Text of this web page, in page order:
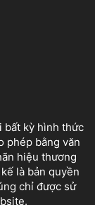
bất kỳ hình thức
phép bằng văn
hiệu thương
là bản quyền
chỉ được sử